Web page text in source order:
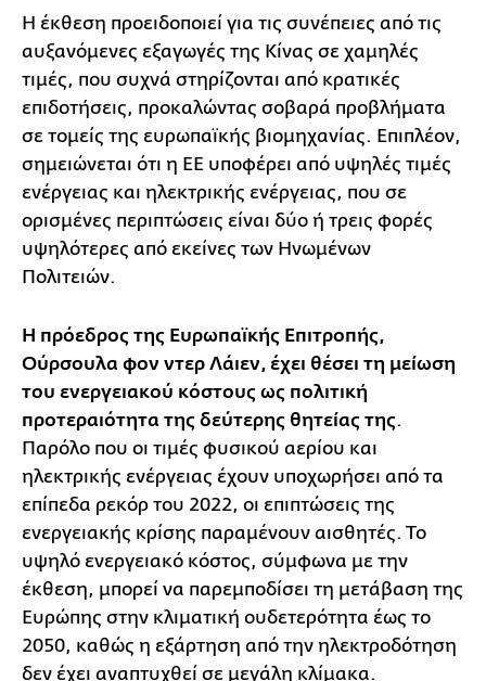
Η έκθεση προειδοποιεί για τις συνέπειες από τις
αυξανόμενες εξαγωγές της Κίνας σε χαμηλές
τιμές, που συχνά στηρίζονται από κρατικές
επιδοτήσεις, προκαλώντας σοβαρά προβλήματα
σε τομείς της ευρωπαϊκής βιομηχανίας. Επιπλέον,
σημειώνεται ότι η ΕΕ υποφέρει από υψηλές τιμές
ενέργειας και ηλεκτρικής ενέργειας, που σε
ορισμένες περιπτώσεις είναι δύο ή τρεις φορές
υψηλότερες από εκείνες των Ηνωμένων
Πολιτειών.
Η πρόεδρος της Ευρωπαϊκής Επιτροπής,
Ούρσουλα φον ντερ Λάιεν, έχει θέσει τη μείωση
του ενεργειακού κόστους ως πολιτική
προτεραιότητα της δεύτερης θητείας της.
Παρόλο που οι τιμές φυσικού αερίου και
ηλεκτρικής ενέργειας έχουν υποχωρήσει από τα
επίπεδα ρεκόρ του 2022, οι επιπτώσεις της
ενεργειακής κρίσης παραμένουν αισθητές. Το
υψηλό ενεργειακό κόστος, σύμφωνα με την
έκθεση, μπορεί να παρεμποδίσει τη μετάβαση της
Ευρώπης στην κλιματική ουδετερότητα έως το
2050, καθώς η εξάρτηση από την ηλεκτροδότηση
δεν έχει αναπτυχθεί σε μεγάλη κλίμακα.